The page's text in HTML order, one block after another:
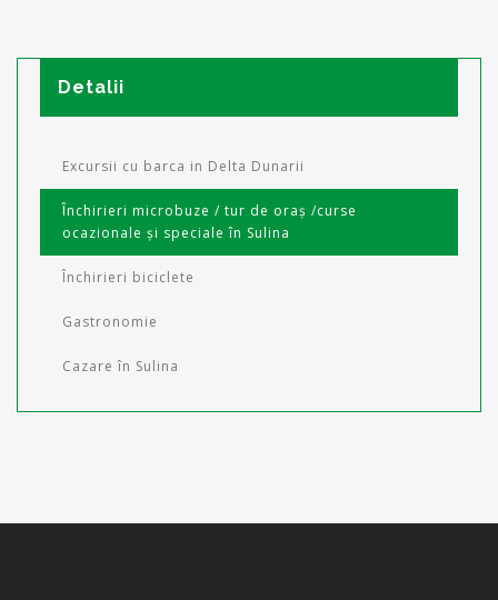
Detalii
Excursii cu barca in Delta Dunarii
Închirieri microbuze / tur de oraș /curse
ocazionale și speciale în Sulina
Închirieri biciclete
Gastronomie
Cazare în Sulina